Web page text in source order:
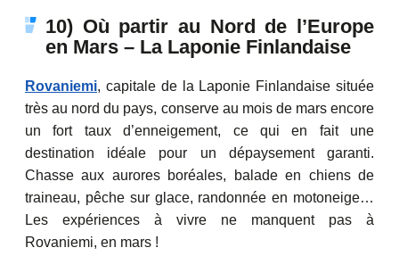
10) Où partir au Nord de l’Europe
en Mars – La Laponie Finlandaise
Rovaniemi, capitale de la Laponie Finlandaise située
très au nord du pays, conserve au mois de mars encore
un fort taux d’enneigement, ce qui en fait une
destination idéale pour un dépaysement garanti.
Chasse aux aurores boréales, balade en chiens de
traineau, pêche sur glace, randonnée en motoneige…
Les expériences à vivre ne manquent pas à
Rovaniemi, en mars !